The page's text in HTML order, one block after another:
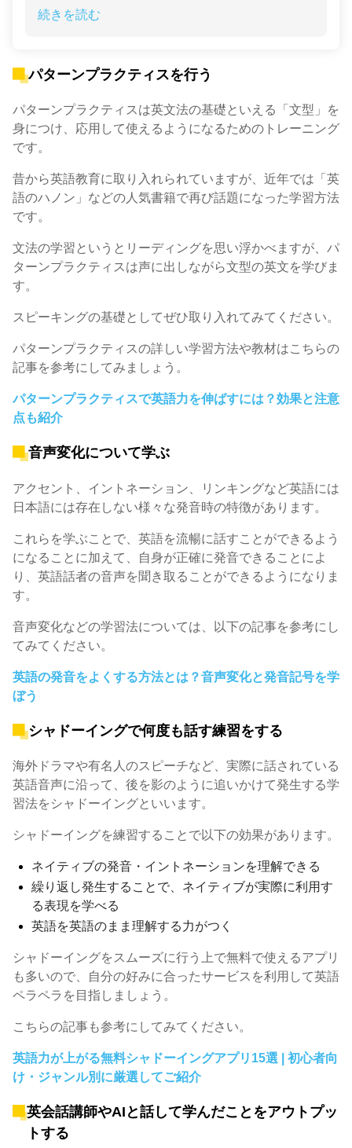
続きを読む
パターンプラクティスを行う
パターンプラクティスは英文法の基礎といえる「文型」を
身につけ、応用して使えるようになるためのトレーニング
です。
昔から英語教育に取り入れられていますが、近年では「英
語のハノン」などの人気書籍で再び話題になった学習方法
です。
文法の学習というとリーディングを思い浮かべますが、パ
ターンプラクティスは声に出しながら文型の英文を学びま
す。
スピーキングの基礎としてぜひ取り入れてみてください。
パターンプラクティスの詳しい学習方法や教材はこちらの
記事を参考にしてみましょう。
パターンプラクティスで英語力を伸ばすには？効果と注意
点も紹介
音声変化について学ぶ
アクセント、イントネーション、リンキングなど英語には
日本語には存在しない様々な発音時の特徴があります。
これらを学ぶことで、英語を流暢に話すことができるよう
になることに加えて、自身が正確に発音できることによ
り、英語話者の音声を聞き取ることができるようになりま
す。
音声変化などの学習法については、以下の記事を参考にし
てみてください。
英語の発音をよくする方法とは？音声変化と発音記号を学
ぼう
シャドーイングで何度も話す練習をする
海外ドラマや有名人のスピーチなど、実際に話されている
英語音声に沿って、後を影のように追いかけて発生する学
習法をシャドーイングといいます。
シャドーイングを練習することで以下の効果があります。
ネイティブの発音・イントネーションを理解できる
繰り返し発生することで、ネイティブが実際に利用す
る表現を学べる
英語を英語のまま理解する力がつく
シャドーイングをスムーズに行う上で無料で使えるアプリ
も多いので、自分の好みに合ったサービスを利用して英語
ペラペラを目指しましょう。
こちらの記事も参考にしてみてください。
英語力が上がる無料シャドーイングアプリ15選 | 初心者向
け・ジャンル別に厳選してご紹介
英会話講師やAIと話して学んだことをアウトプッ
トする